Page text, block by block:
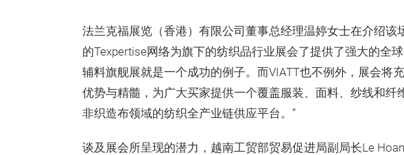
法兰克福展览（香港）有限公司董事总经理温婷女士在介绍该
的Texpertise网络为旗下的纺织品行业展会了提供了强大的全
辅料旗舰展就是一个成功的例子。而VIATT也不例外，展会将
优势与精髓，为广大买家提供一个覆盖服装、面料、纱线和纤
非织造布领域的纺织全产业链供应平台。”
谈及展会所呈现的潜力，越南工贸部贸易促进局副局长Le